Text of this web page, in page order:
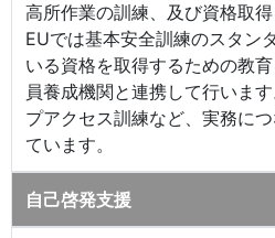
高所作業の訓練、及び資格取得
EUでは基本安全訓練のスタン
いる資格を取得するための教
員養成機関と連携して行いま
プアクセス訓練など、実務に
ています。
自己啓発支援